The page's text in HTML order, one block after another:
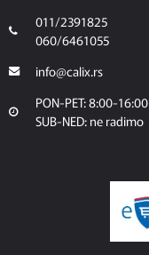
011/2391825
060/6461055
info@calix.rs
PON-PET: 8:00-16:00
SUB-NED: ne radimo